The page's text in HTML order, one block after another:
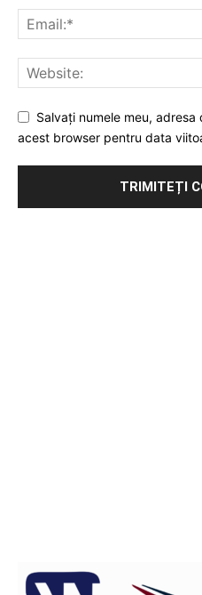
Salvați numele meu,
acest browser pentru data